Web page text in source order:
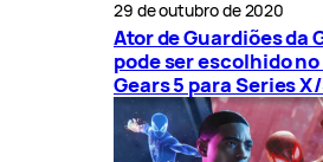
29 de outubro de 2020
Ator de Guardiões da
pode ser escolhido
Gears 5 para Series